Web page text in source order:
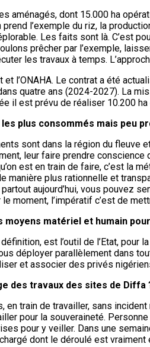
aménagés, dont 15.000 ha
prend l’exemple du riz, la
Les faits sont là. C’est
prêcher par l’exemple,
les travaux à temps.
et l’ONAHA. Le contrat a été
quatre ans (2024-2027). La
il est prévu de réaliser 10.200
les plus consommés mais peu
sont dans la région du fleuve
leur faire prendre
est en train de faire, c’est la
manière plus rationnelle et
aujourd’hui, vous pouvez
moment, l’impératif c’est de
moyens matériel et humain
définition, est l’outil de l’Etat,
déployer parallèlement dans
et associer des privés
des travaux des sites de Diffa
en train de travailler, sans
pour la souveraineté.
pour y veiller. Dans une
dont le déroulé est vraiment